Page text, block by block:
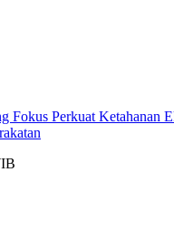
Fokus Perkuat Ketahanan